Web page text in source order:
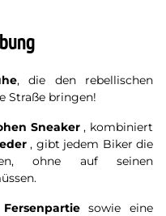
, die den rebellischen
Straße bringen!
Sneaker, kombiniert
, gibt jedem Biker die
ohne auf seinen
sowie eine